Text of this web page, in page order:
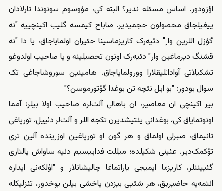
اؤزودور. اساس مسئله ندیر؟ البته کی، مؤوسوم سونوندا تارلادان
ییغیلجاق محصولون حجمیدیر. صاباح کیمسه گلیب اکینچییه "نه
گؤزل اللرین وار" دئیه‌رک کاریزماسینا حئیران اولمایاجاق، یا دا "نه
قشنگ دیرماغین وار" دئیه‌رک اونون تحصیلینه و یا صاحیب اولدوغو
تشکیلاتی آوادانلیقلارا وورولمایاجاق. هامینین سوروشاجاغی تک
سوال بودور: "بو ایل نئچه تن بوغدا گؤتورموسن؟"
بیر اکینچی ان معاصیر، ان باهالی آلت‌لره صاحیب اولا بیلر؛ آمما
اونوتمایاق کی، بوغدانی یئتیشدیرن تکجه اللر و آلت‌لر دئییل، تورپاغی
تانیماق، صبرلی اولماق و هر گون او تورپاغین اوزرینده آلین تری
تؤکمک‌دیر. عئینی شکیلده؛ میللت فداییسیم دئیه ساواش پالتاری
گئییننلر، کاریزما ایمیجی یاراتماغا چالیشانلار و "اؤلکه‌نی ایداره
ائتمه‌یه حاضیریق، هر شئیی بیزدن یاخشی بیلن یوخدور، تئز‌لیکله